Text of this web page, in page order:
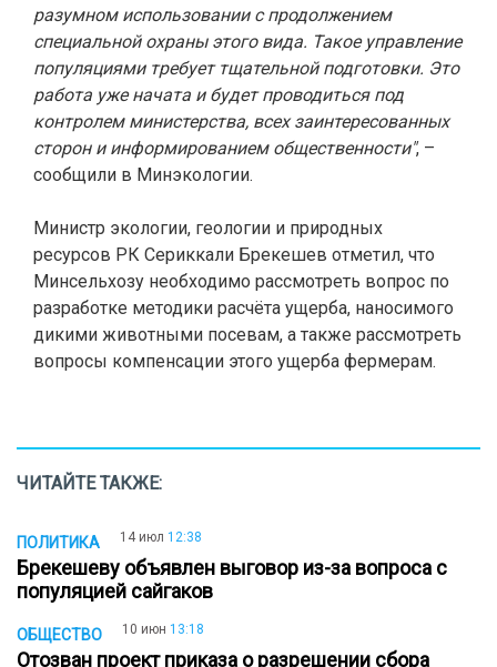
разумном использовании с продолжением
специальной охраны этого вида. Такое управление
популяциями требует тщательной подготовки. Это
работа уже начата и будет проводиться под
контролем министерства, всех заинтересованных
сторон и информированием общественности", –
сообщили в Минэкологии.
Министр экологии, геологии и природных
ресурсов РК Сериккали Брекешев отметил, что
Минсельхозу необходимо рассмотреть вопрос по
разработке методики расчёта ущерба, наносимого
дикими животными посевам, а также рассмотреть
вопросы компенсации этого ущерба фермерам.
ЧИТАЙТЕ ТАКЖЕ:
ПОЛИТИКА 14 июл 12:38
Брекешеву объявлен выговор из-за вопроса с
популяцией сайгаков
ОБЩЕСТВО 10 июн 13:18
Отозван проект приказа о разрешении сбора